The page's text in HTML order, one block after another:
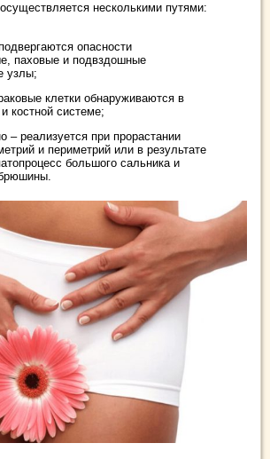
несколькими путями:
опасности
паховые и подвздошные
узлы;
клетки обнаруживаются в
костной системе;
– реализуется при прорастании
и периметрий или в результате
большого сальника и